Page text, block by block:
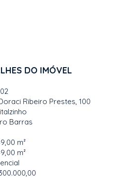
DO IMÓVEL
Ribeiro Prestes, 100
Barras
m²
m²